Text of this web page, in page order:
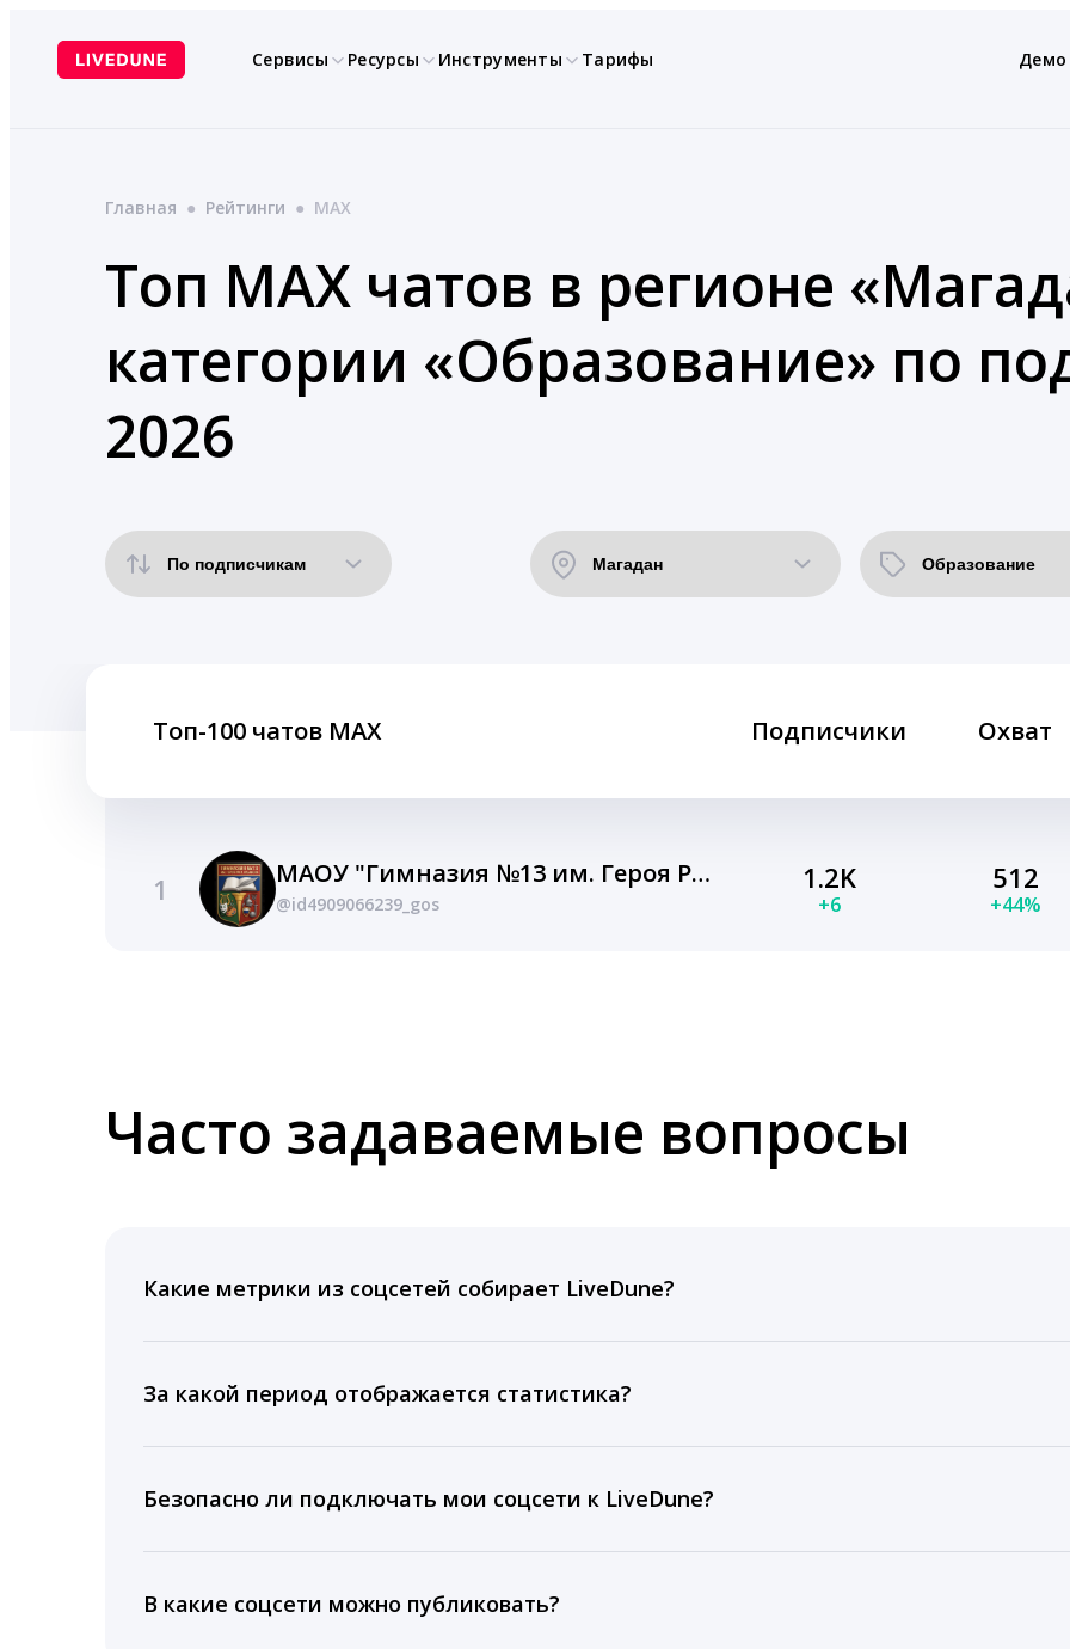
содержимому
Сервисы Ресурсы Инструменты Тарифы Демо
Главная ● Рейтинги ● MAX
Топ MAX чатов в регионе
категории «Образование» по
2026
Топ-100 чатов MAX Подписчики Охват
1 МАОУ "Гимназия №13 им. Героя РФ И. Кабанова"
@id4909066239_gos
1.2K
+6
512
+44%
Часто задаваемые вопросы
Какие метрики из соцсетей собирает LiveDune?
время для публикации, показываем лучшие посты и присылаем автоматические отчеты с
За какой период отображается статистика?
подключении тарифа Блогер. При оплате тарифа Бизнес отображаются сведения за 3 года, а
5 лет.
Безопасно ли подключать мои соцсети к LiveDune?
информацию третьим лицам.
В какие соцсети можно публиковать?